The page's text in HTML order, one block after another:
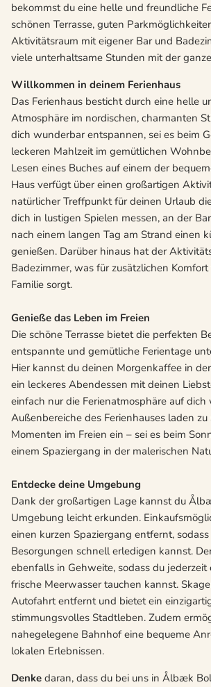
bekommst du eine helle und freundliche
schönen Terrasse, guten
Aktivitätsraum mit eigener Bar und
viele unterhaltsame Stunden mit der
Willkommen in deinem Ferienhaus
Das Ferienhaus besticht durch eine helle
Atmosphäre im nordischen, charmanten
dich wunderbar entspannen, sei es beim
leckeren Mahlzeit im gemütlichen
Lesen eines Buches auf einem der
Haus verfügt über einen großartigen
natürlicher Treffpunkt für deinen Urlaub
dich in lustigen Spielen messen, an der
nach einem langen Tag am Strand einen
genießen. Darüber hinaus hat der
Badezimmer, was für zusätzlichen
Familie sorgt.
Genieße das Leben im Freien
Die schöne Terrasse bietet die perfekten
entspannte und gemütliche Ferientage
Hier kannst du deinen Morgenkaffee in
ein leckeres Abendessen mit deinen
einfach nur die Ferienatmosphäre auf dich
Außenbereiche des Ferienhauses laden zu
Momenten im Freien ein – sei es beim
einem Spaziergang in der malerischen
Entdecke deine Umgebung
Dank der großartigen Lage kannst du
Umgebung leicht erkunden.
einen kurzen Spaziergang entfernt,
Besorgungen schnell erledigen kannst.
ebenfalls in Gehweite, sodass du jederzeit
frische Meerwasser tauchen kannst.
Autofahrt entfernt und bietet ein
stimmungsvolles Stadtleben. Zudem
nahegelegene Bahnhof eine bequeme
lokalen Erlebnissen.
Denke daran, dass du bei uns in Ålbæk